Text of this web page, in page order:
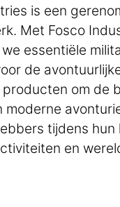
is een
Met Fosco
essentiële
de
om de
moderne
tijdens hun
en